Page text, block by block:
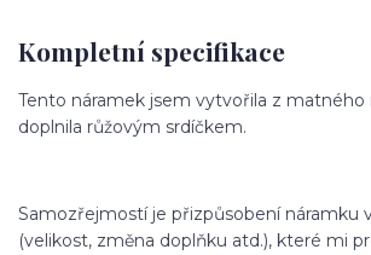
Kompletní specifikace
Tento náramek jsem vytvořila z matného
doplnila růžovým srdíčkem.
Samozřejmostí je přizpůsobení náramku
(velikost, změna doplňku atd.), které mi